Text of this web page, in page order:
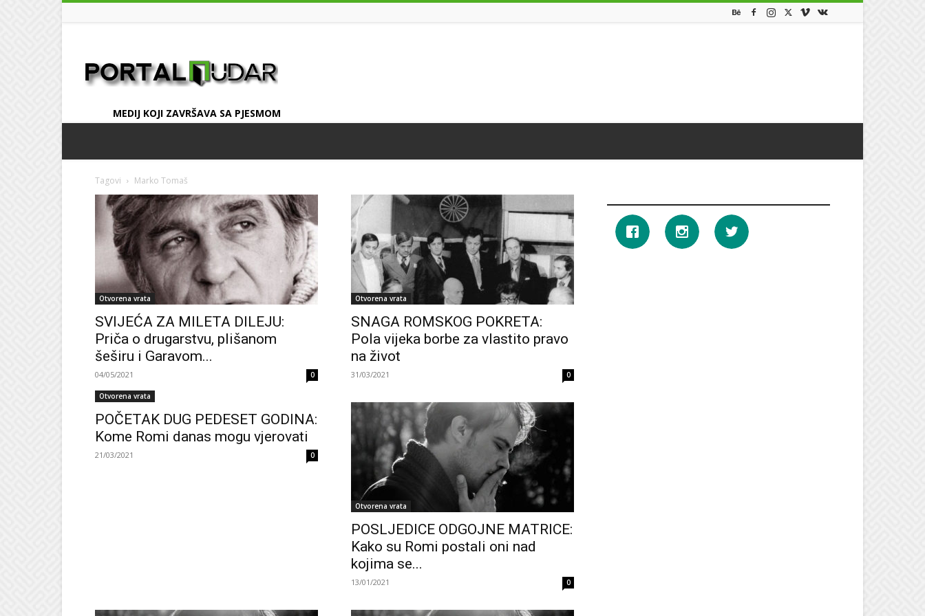
MEDIJ KOJI ZAVRŠAVA SA PJESMOM
Tagovi Marko Tomaš
Otvorena vrata
SVIJEĆA ZA MILETA DILEJU:
Priča o drugarstvu, plišanom
šeširu i Garavom...
04/05/2021 0
Otvorena vrata
SNAGA ROMSKOG POKRETA:
Pola vijeka borbe za vlastito pravo
na život
31/03/2021 0
Otvorena vrata
POČETAK DUG PEDESET GODINA:
Kome Romi danas mogu vjerovati
21/03/2021 0
Otvorena vrata
POSLJEDICE ODGOJNE MATRICE:
Kako su Romi postali oni nad
kojima se...
13/01/2021 0